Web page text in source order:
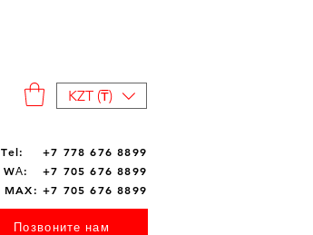
KZT (₸)
Tel: +7 778 676 8899
WА: +7 705 676 8899
MAX: +7 705 676 8899
Позвоните нам